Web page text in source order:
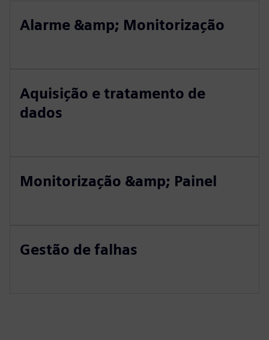
Alarme &amp; Monitorização
Aquisição e tratamento de
dados
Monitorização &amp; Painel
Gestão de falhas